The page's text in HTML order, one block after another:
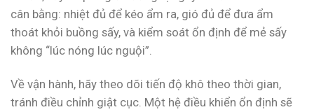
cân bằng: nhiệt đủ để kéo ẩm ra, gió đủ để đưa ẩm
thoát khỏi buồng sấy, và kiểm soát ổn định để mẻ sấy
không “lúc nóng lúc nguội”.
Về vận hành, hãy theo dõi tiến độ khô theo thời gian,
tránh điều chỉnh giật cục. Một hệ điều khiển ổn định sẽ